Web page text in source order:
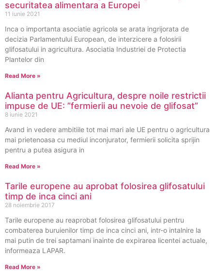
securitatea alimentara a Europei
11 iunie 2021
Inca o importanta asociatie agricola se arata ingrijorata de
decizia Parlamentului European, de interzicere a folosirii
glifosatului in agricultura. Asociatia Industriei de Protectia
Plantelor din
Read More »
Alianta pentru Agricultura, despre noile restrictii
impuse de UE: ”fermierii au nevoie de glifosat”
8 iunie 2021
Avand in vedere ambitiile tot mai mari ale UE pentru o agricultura
mai prietenoasa cu mediul inconjurator, fermierii solicita sprijin
pentru a putea asigura in
Read More »
Tarile europene au aprobat folosirea glifosatului
timp de inca cinci ani
28 noiembrie 2017
Tarile europene au reaprobat folosirea glifosatului pentru
combaterea buruienilor timp de inca cinci ani, intr-o intalnire la
mai putin de trei saptamani inainte de expirarea licentei actuale,
informeaza LAPAR.
Read More »